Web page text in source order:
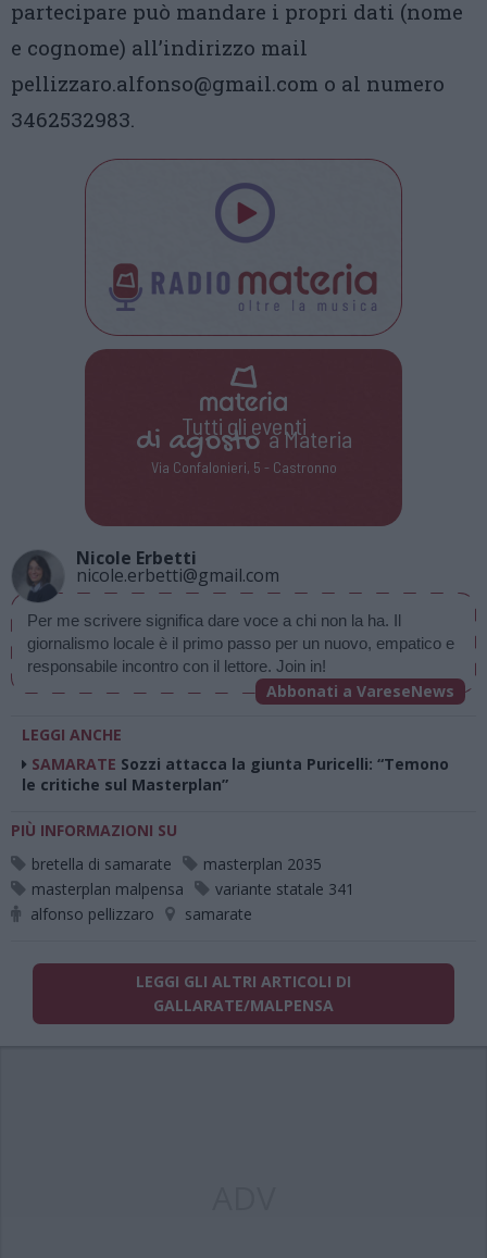
partecipare può mandare i propri dati (nome
e cognome) all’indirizzo mail
pellizzaro.alfonso@gmail.com o al numero
3462532983.
Tutti gli eventi
di agostoa Materia
Via Confalonieri, 5 - Castronno
Nicole Erbetti
nicole.erbetti@gmail.com
Per me scrivere significa dare voce a chi non la ha. Il
giornalismo locale è il primo passo per un nuovo, empatico e
responsabile incontro con il lettore. Join in!
Abbonati a VareseNews
LEGGI ANCHE
SAMARATE Sozzi attacca la giunta Puricelli: “Temono
le critiche sul Masterplan”
PIÙ INFORMAZIONI SU
bretella di samarate
masterplan 2035
masterplan malpensa
variante statale 341
alfonso pellizzaro
samarate
LEGGI GLI ALTRI ARTICOLI DI
GALLARATE/MALPENSA